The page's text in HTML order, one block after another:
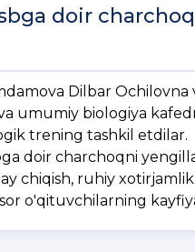
doir
Dilbar
umumiy biologiya
trening tashkil etdilar.
doir charchoqni
chiqish, ruhiy
o'qituvchilarning